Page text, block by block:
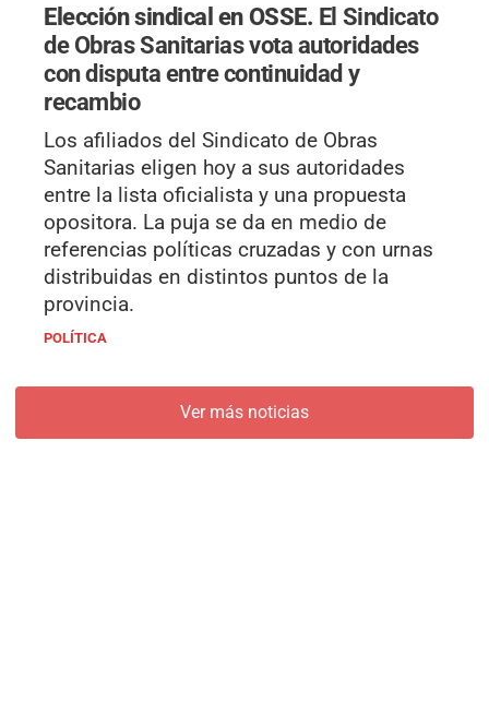
Elección sindical en OSSE. El Sindicato
de Obras Sanitarias vota autoridades
con disputa entre continuidad y
recambio
Los afiliados del Sindicato de Obras
Sanitarias eligen hoy a sus autoridades
entre la lista oficialista y una propuesta
opositora. La puja se da en medio de
referencias políticas cruzadas y con urnas
distribuidas en distintos puntos de la
provincia.
POLÍTICA
Ver más noticias